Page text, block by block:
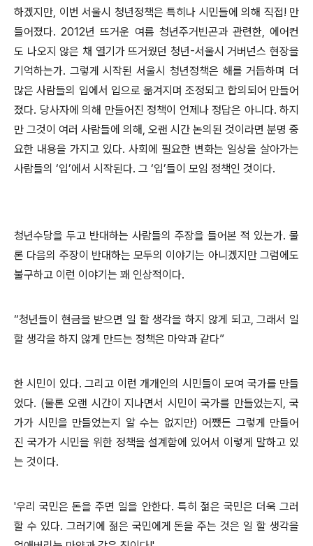
하겠지만, 이번 서울시 청년정책은 특히나 시민들에 의해 직접! 만
들어졌다. 2012년 뜨거운 여름 청년주거빈곤과 관련한, 에어컨
도 나오지 않은 채 열기가 뜨거웠던 청년-서울시 거버넌스 현장을
기억하는가. 그렇게 시작된 서울시 청년정책은 해를 거듭하며 더
많은 사람들의 입에서 입으로 옮겨지며 조정되고 합의되어 만들어
졌다. 당사자에 의해 만들어진 정책이 언제나 정답은 아니다. 하지
만 그것이 여러 사람들에 의해, 오랜 시간 논의된 것이라면 분명 중
요한 내용을 가지고 있다. 사회에 필요한 변화는 일상을 살아가는
사람들의 ‘입’에서 시작된다. 그 ‘입’들이 모임 정책인 것이다.
청년수당을 두고 반대하는 사람들의 주장을 들어본 적 있는가. 물
론 다음의 주장이 반대하는 모두의 이야기는 아니겠지만 그럼에도
불구하고 이런 이야기는 꽤 인상적이다.
“청년들이 현금을 받으면 일 할 생각을 하지 않게 되고, 그래서 일
할 생각을 하지 않게 만드는 정책은 마약과 같다”
한 시민이 있다. 그리고 이런 개개인의 시민들이 모여 국가를 만들
었다. (물론 오랜 시간이 지나면서 시민이 국가를 만들었는지, 국
가가 시민을 만들었는지 알 수는 없지만) 어쨌든 그렇게 만들어
진 국가가 시민을 위한 정책을 설계함에 있어서 이렇게 말하고 있
는 것이다.
'우리 국민은 돈을 주면 일을 안한다. 특히 젊은 국민은 더욱 그러
할 수 있다. 그러기에 젊은 국민에게 돈을 주는 것은 일 할 생각을